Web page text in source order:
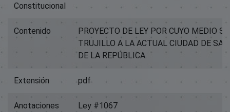
Constitucional
Contenido
PROYECTO DE LEY POR CUYO MEDIO
TRUJILLO A LA ACTUAL CIUDAD DE
DE LA REPÚBLICA.
Extensión pdf
Anotaciones
Ley #1067